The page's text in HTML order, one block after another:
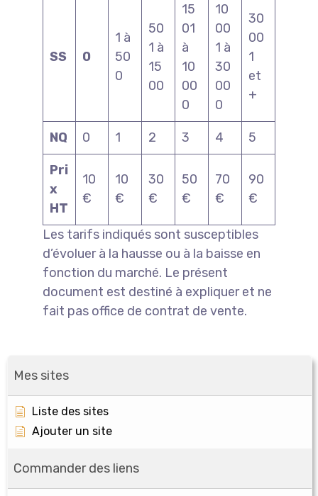
Mes sites
Liste des sites
Ajouter un site
Commander des liens
SS 0
1 à
50
0
50
1 à
15
00
15
01
à
10
00
0
10
00
1 à
30
00
0
30
00
1
et
+
NQ 0 1 2 3 4 5
Pri
x
HT
10
€
10
€
30
€
50
€
70
€
90
€
Les tarifs indiqués sont susceptibles
d’évoluer à la hausse ou à la baisse en
fonction du marché. Le présent
document est destiné à expliquer et ne
fait pas office de contrat de vente.